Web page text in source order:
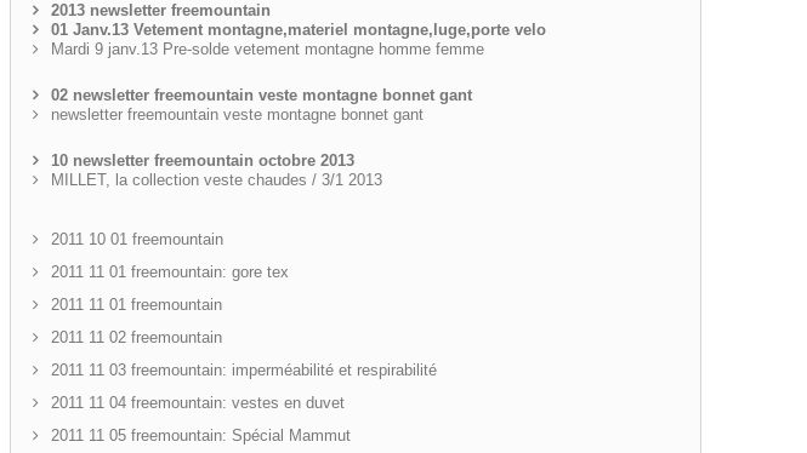
2013 newsletter freemountain
01 Janv.13 Vetement montagne,materiel montagne,luge,porte velo
Mardi 9 janv.13 Pre-solde vetement montagne homme femme
02 newsletter freemountain veste montagne bonnet gant
newsletter freemountain veste montagne bonnet gant
10 newsletter freemountain octobre 2013
MILLET, la collection veste chaudes / 3/1 2013
2011 10 01 freemountain
2011 11 01 freemountain: gore tex
2011 11 01 freemountain
2011 11 02 freemountain
2011 11 03 freemountain: imperméabilité et respirabilité
2011 11 04 freemountain: vestes en duvet
2011 11 05 freemountain: Spécial Mammut